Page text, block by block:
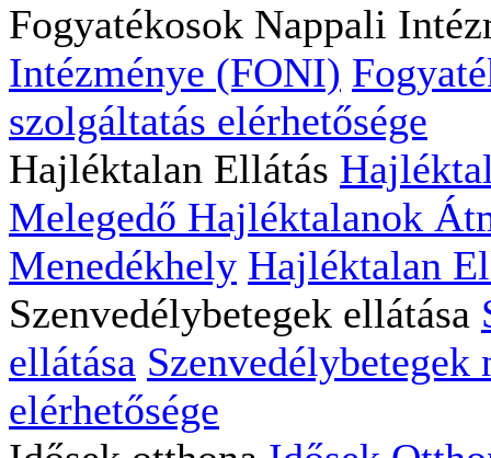
Fogyatékosok Nappali
Intézménye (FONI)
szolgáltatás elérhetősége
Hajléktalan Ellátás
Melegedő Hajléktalanok
Menedékhely Hajléktalan
Szenvedélybetegek ellátása
ellátása Szenvedélybetegek
elérhetősége